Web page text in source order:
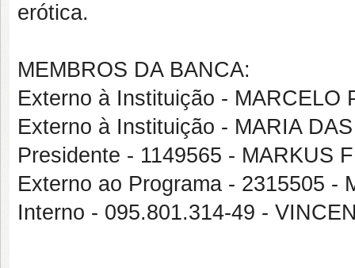
erótica.
MEMBROS DA BANCA:
Externo à Instituição - MARCELO
Externo à Instituição - MARIA
Presidente - 1149565 - MARKUS
Externo ao Programa - 2315505 -
Interno - 095.801.314-49 -